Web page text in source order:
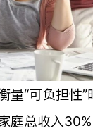
量“可负担性
庭总收入30%